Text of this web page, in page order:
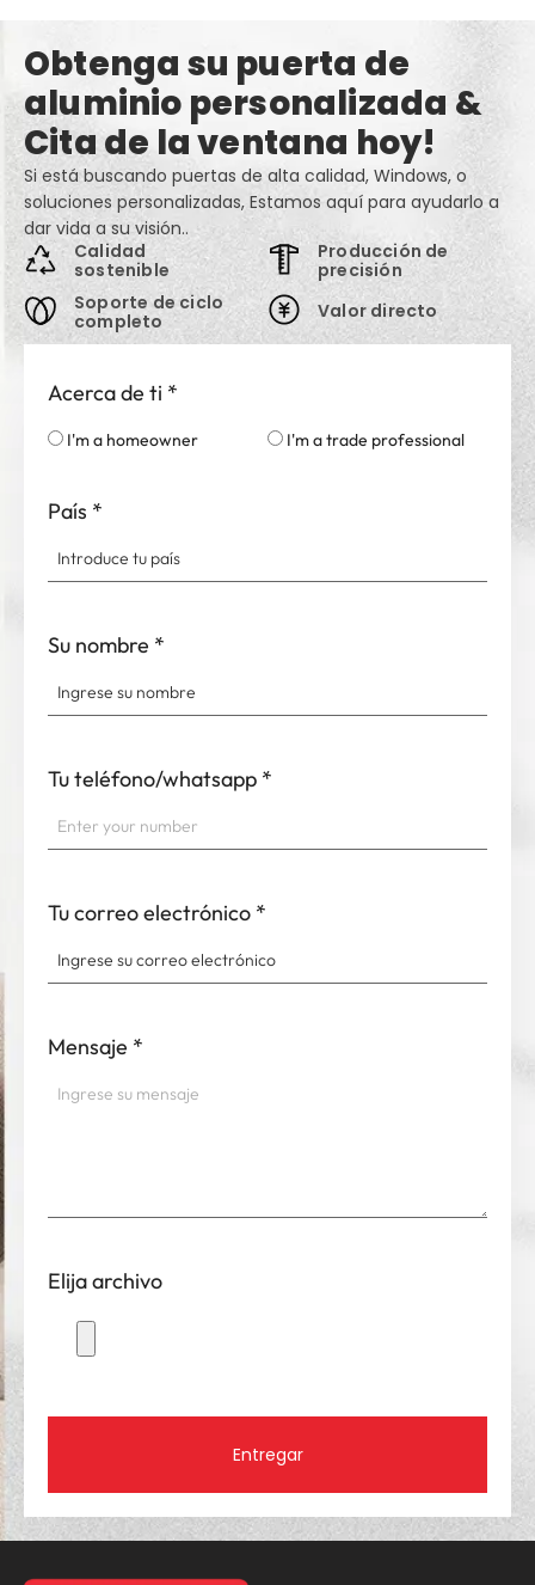
Obtenga su puerta de
aluminio personalizada &
Cita de la ventana hoy!
Si está buscando puertas de alta calidad, Windows, o
soluciones personalizadas, Estamos aquí para ayudarlo a
dar vida a su visión..
Calidad
sostenible
Soporte de ciclo
completo
Producción de
precisión
Valor directo
Acerca de ti *
I'm a homeowner I'm a trade professional
País *
Su nombre *
Tu teléfono/whatsapp *
Tu correo electrónico *
Mensaje *
Elija archivo
Entregar